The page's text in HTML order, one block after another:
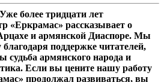
более тридцати лет
«Еркрамас» рассказывает о
и армянской Диаспоре. Мы
поддержке читателей,
судьба армянского народа и
Если вы цените нашу работу
продолжал развиваться, вы